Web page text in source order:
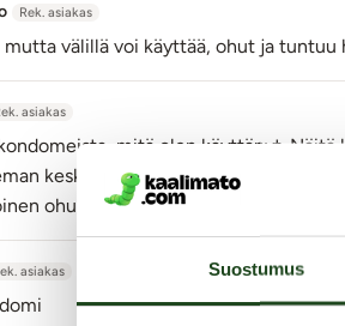
Suostumus
Rek. asiakas
mutta välillä voi käyttää, ohut ja tuntuu
asiakas
mitä olen käyttänyt. Näitä
keskivertoa paksummalle, eikä
ohut kondomi "Beyond thin", joka
asiakas